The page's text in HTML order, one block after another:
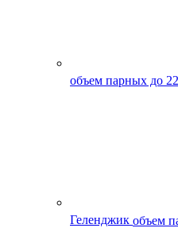
объем парных до
Геленджик объем